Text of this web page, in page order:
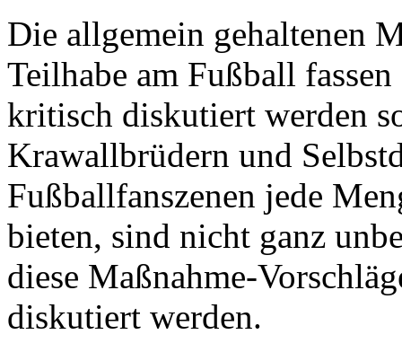
Die allgemein gehaltenen
Teilhabe am Fußball
kritisch diskutiert werden
Krawallbrüdern und
Fußballfanszenen jede
bieten, sind nicht ganz
diese Maßnahme-
diskutiert werden.